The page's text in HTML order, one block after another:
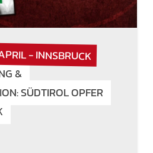
- INNSBRUCK
&
SÜDTIROL OPFER